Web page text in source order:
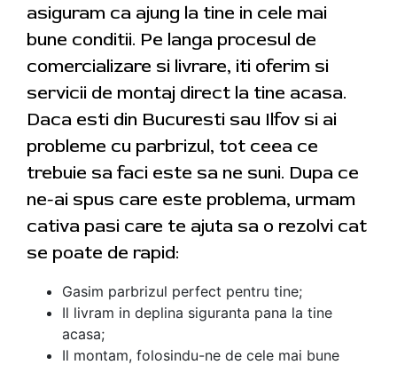
asiguram ca ajung la tine in cele mai
bune conditii. Pe langa procesul de
comercializare si livrare, iti oferim si
servicii de montaj direct la tine acasa.
Daca esti din Bucuresti sau Ilfov si ai
probleme cu parbrizul, tot ceea ce
trebuie sa faci este sa ne suni. Dupa ce
ne-ai spus care este problema, urmam
cativa pasi care te ajuta sa o rezolvi cat
se poate de rapid:
Gasim parbrizul perfect pentru tine;
Il livram in deplina siguranta pana la tine
acasa;
Il montam, folosindu-ne de cele mai bune